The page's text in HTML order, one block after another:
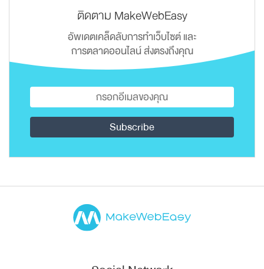
ติดตาม MakeWebEasy
อัพเดตเคล็ดลับการทำเว็บไซต์ และ
การตลาดออนไลน์ ส่งตรงถึงคุณ